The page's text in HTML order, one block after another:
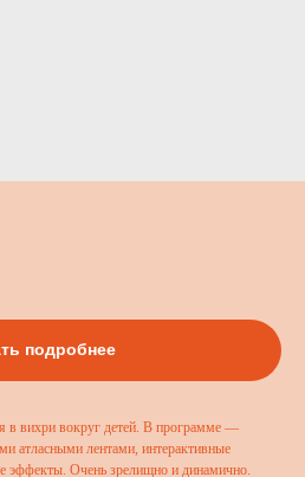
подробнее
в вихри вокруг детей. В программе —
атласными лентами, интерактивные
эффекты. Очень зрелищно и динамично.